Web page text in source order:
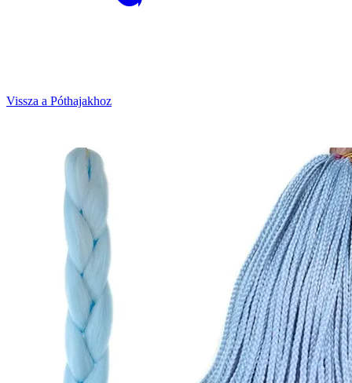
Vissza a Póthajakhoz